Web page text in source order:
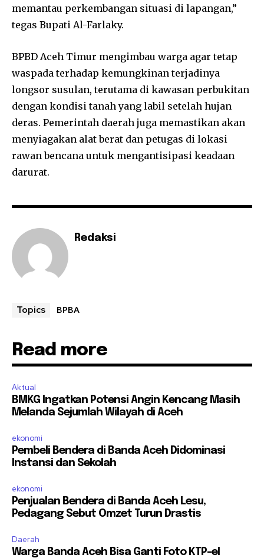
memantau perkembangan situasi di lapangan,”
tegas Bupati Al-Farlaky.
BPBD Aceh Timur mengimbau warga agar tetap
waspada terhadap kemungkinan terjadinya
longsor susulan, terutama di kawasan perbukitan
dengan kondisi tanah yang labil setelah hujan
deras. Pemerintah daerah juga memastikan akan
menyiagakan alat berat dan petugas di lokasi
rawan bencana untuk mengantisipasi keadaan
darurat.
Redaksi
Topics BPBA
Read more
Aktual
BMKG Ingatkan Potensi Angin Kencang Masih
Melanda Sejumlah Wilayah di Aceh
ekonomi
Pembeli Bendera di Banda Aceh Didominasi
Instansi dan Sekolah
ekonomi
Penjualan Bendera di Banda Aceh Lesu,
Pedagang Sebut Omzet Turun Drastis
Daerah
Warga Banda Aceh Bisa Ganti Foto KTP-el